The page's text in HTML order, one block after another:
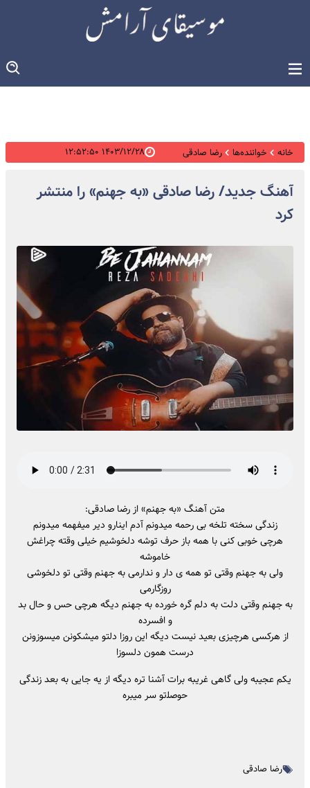
خانه خواننده‌ها رضا صادقی ۱۴۰۳/۱۲/۲۸ ۱۲:۵۲:۵۰
آهنگ جدید/ رضا صادقی «به جهنم» را منتشر
کرد
متن آهنگ «به جهنم» از رضا صادقی:
زندگی سخته تلخه بی رحمه میدونم آدم اینارو دیر میفهمه میدونم
هرچی خوبی کنی با همه باز حرف توشه دلخوشیم خیلی وقته چراغش
خاموشه
وﻟﻰ ﺑﻪ ﺟﻬﻨﻢ وﻗﺘﻰ ﺗﻮ ﻫﻤﻪ ی دار و ﻧﺪارﻣﻰ ﺑﻪ ﺟﻬﻨﻢ وﻗﺘﻰ ﺗﻮ دﻟﺨﻮﺷﻰ
روزﮔﺎرﻣﻰ
ﺑﻪ ﺟﻬﻨﻢ وﻗﺘﻰ دﻟﺖ ﺑﻪ دﻟﻢ ﮔﺮه ﺧﻮرده ﺑﻪ ﺟﻬﻨﻢ دﻳﮕﻪ ﻫﺮﭼﻰ ﺣﺲ و ﺣﺎل ﺑﺪ
و اﻓﺴﺮده
از ﻫﺮﻛﺴﻰ ﻫﺮﭼﻴﺰی ﺑﻌﻴﺪ ﻧﻴﺴﺖ دﻳﮕﻪ اﻳﻦ روزا دﻟﺘﻮ ﻣﻴﺸﻜﻮﻧﻦ ﻣﻴﺴﻮزوﻧﻦ
درﺳﺖ ﻫﻤﻮن دﻟﺴﻮزا
ﻳﻜﻢ ﻋﺠﻴﺒﻪ وﻟﻰ ﮔﺎﻫﻰ ﻏﺮﻳﺒﻪ ﺑﺮات آﺷﻨﺎ ﺗﺮه دﻳﮕﻪ از ﻳﻪ ﺟﺎﻳﻰ ﺑﻪ ﺑﻌﺪ زﻧﺪﮔﻰ
ﺣﻮﺻﻠﺗﻮ ﺳﺮ ﻣﻴﺒﺮه
رضا صادقی